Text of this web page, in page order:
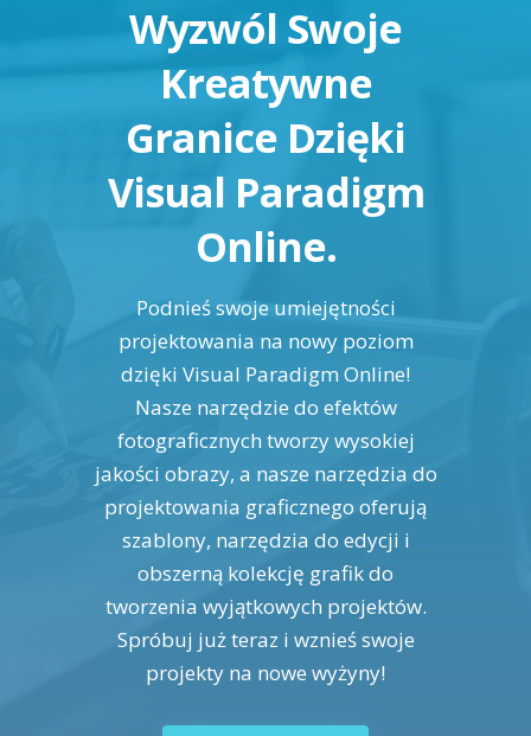
Wyzwól Swoje
Kreatywne
Granice Dzięki
Visual Paradigm
Online.
Podnieś swoje umiejętności
projektowania na nowy poziom
dzięki Visual Paradigm Online!
Nasze narzędzie do efektów
fotograficznych tworzy wysokiej
jakości obrazy, a nasze narzędzia do
projektowania graficznego oferują
szablony, narzędzia do edycji i
obszerną kolekcję grafik do
tworzenia wyjątkowych projektów.
Spróbuj już teraz i wznieś swoje
projekty na nowe wyżyny!